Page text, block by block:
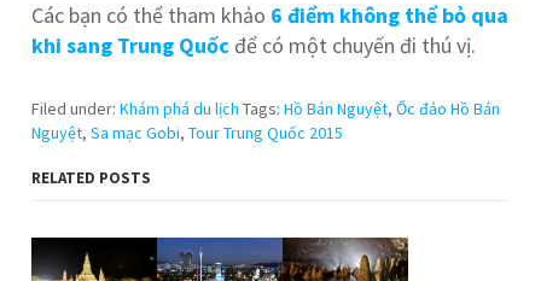
Các bạn có thể tham khảo 6 điểm không thể bỏ qua
khi sang Trung Quốc để có một chuyến đi thú vị.
Filed under:Khám phá du lịch Tags:Hồ Bán Nguyệt,Ốc đảo Hồ Bán
Nguyệt,Sa mạc Gobi,Tour Trung Quốc 2015
RELATED POSTS